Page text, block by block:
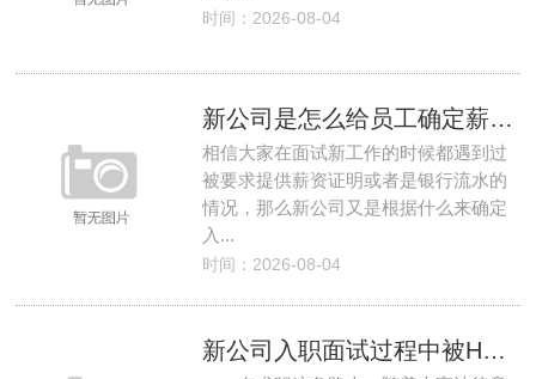
时间：2026-08-04
新公司是怎么给员工确定薪资的？
相信大家在面试新工作的时候都遇到过
被要求提供薪资证明或者是银行流水的
情况，那么新公司又是根据什么来确定
入...
时间：2026-08-04
新公司入职面试过程中被HR问到银行流水等个人隐私该怎么办？